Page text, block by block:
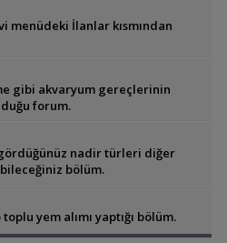
menüdeki İlanlar kısmından
gibi akvaryum gereçlerinin
forum.
nadir türleri diğer
bölüm.
yem alımı yaptığı bölüm.